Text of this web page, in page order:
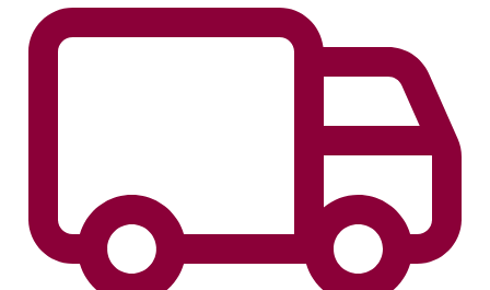
кровать, в этом заказывали матрасы детям вместе с кроватями.
Очень понравился ассортимент, модели есть разные и цветов
обивки выбор большой. Готов заказ был в обещанный срок,
матрасы доставили вместе с кроватями. Комплектация была
Все отзывы о товаре Матрас «Салтан Мульти»